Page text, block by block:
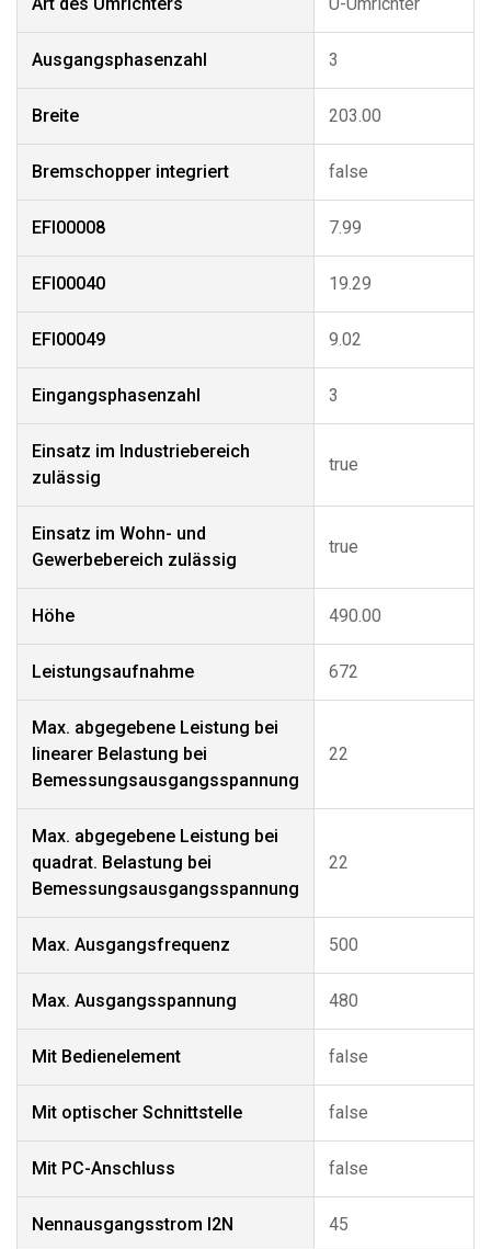
Ausgangsphasenzahl 3
Breite 203.00
Bremschopper integriert false
EFI00008 7.99
EFI00040 19.29
EFI00049 9.02
Eingangsphasenzahl 3
Einsatz im Industriebereich
zulässig
true
Einsatz im Wohn- und
Gewerbebereich zulässig
true
Höhe 490.00
Leistungsaufnahme 672
Max. abgegebene Leistung bei
linearer Belastung bei
Bemessungsausgangsspannung
22
Max. abgegebene Leistung bei
quadrat. Belastung bei
Bemessungsausgangsspannung
22
Max. Ausgangsfrequenz 500
Max. Ausgangsspannung 480
Mit Bedienelement false
Mit optischer Schnittstelle false
Mit PC-Anschluss false
Nennausgangsstrom I2N 45